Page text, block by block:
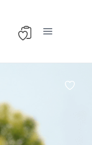
Apri il menu